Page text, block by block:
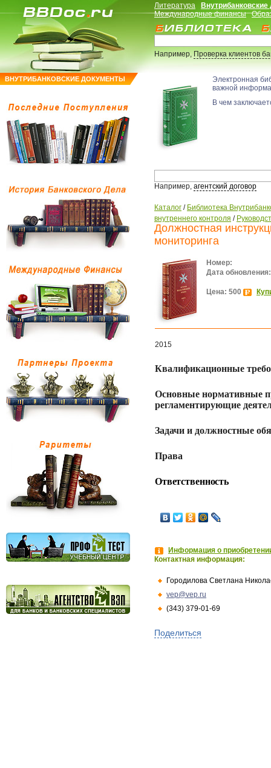
ВНУТРИБАНКОВСКИЕ ДОКУМЕНТЫ
Литература
Международные финансы
Например,Проверка клиентов
Электронная
важной
В чем
Например, агентский договор
Каталог / Библиотека
внутреннего контроля /
Должностная
мониторинга
Номер:
Дата обновления:
Цена: 500
2015
Квалификационные
Основные нормативные
регламентирующие
Задачи и должностные
Права
Ответственность
Информация о
Контактная информация:
Городилова Светлана
vep@vep.ru
(343) 379-01-69
Поделиться